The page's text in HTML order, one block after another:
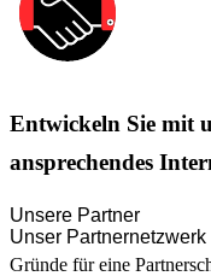
Entwickeln Sie mit
ansprechendes
Unsere Partner
Unser Partnernetzwerk
Gründe für eine